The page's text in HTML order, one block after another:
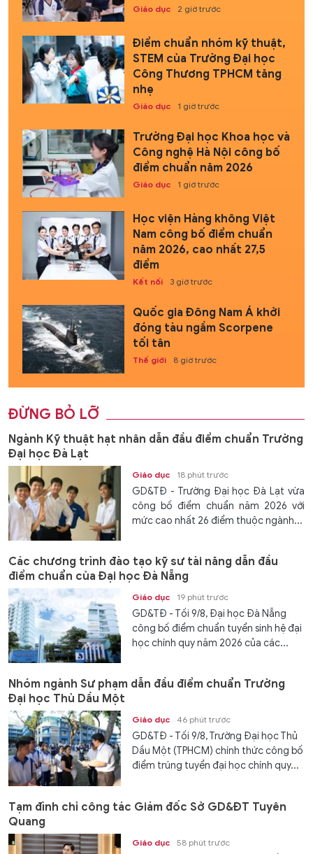
Giáo dục 2 giờ trước
Điểm chuẩn nhóm kỹ thuật,
STEM của Trường Đại học
Công Thương TPHCM tăng
nhẹ
Giáo dục 1 giờ trước
Trường Đại học Khoa học và
Công nghệ Hà Nội công bố
điểm chuẩn năm 2026
Giáo dục 1 giờ trước
Học viện Hàng không Việt
Nam công bố điểm chuẩn
năm 2026, cao nhất 27,5
điểm
Kết nối 3 giờ trước
Quốc gia Đông Nam Á khởi
đóng tàu ngầm Scorpene
tối tân
Thế giới 8 giờ trước
ĐỪNG BỎ LỠ
Ngành Kỹ thuật hạt nhân dẫn đầu điểm chuẩn Trường
Đại học Đà Lạt
Giáo dục 18 phút trước
GD&TĐ - Trường Đại học Đà Lạt vừa
công bố điểm chuẩn năm 2026 với
mức cao nhất 26 điểm thuộc ngành...
Các chương trình đào tạo kỹ sư tài năng dẫn đầu
điểm chuẩn của Đại học Đà Nẵng
Giáo dục 19 phút trước
GD&TĐ - Tối 9/8, Đại học Đà Nẵng
công bố điểm chuẩn tuyển sinh hệ đại
học chính quy năm 2026 của các...
Nhóm ngành Sư phạm dẫn đầu điểm chuẩn Trường
Đại học Thủ Dầu Một
Giáo dục 46 phút trước
GD&TĐ - Tối 9/8, Trường Đại học Thủ
Dầu Một (TPHCM) chính thức công bố
điểm trúng tuyển đại học chính quy...
Tạm đình chỉ công tác Giám đốc Sở GD&ĐT Tuyên
Quang
Giáo dục 58 phút trước